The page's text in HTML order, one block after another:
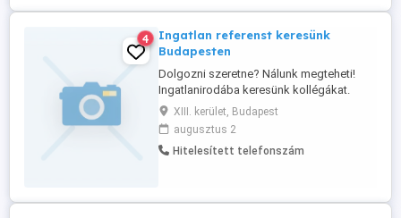
4
Ingatlan referenst keresünk
Budapesten
Dolgozni szeretne? Nálunk megteheti!
Ingatlanirodába keresünk kollégákat.
Jutalékos rendszer, akár 70 % jutalék.
Elvárás középfokú végzettség,
számítógép, telefon. Ingatlanközvetítői
végzettség megszerzése szükséges!
XIII. kerület, Budapest
augusztus 2
Hitelesített telefonszám